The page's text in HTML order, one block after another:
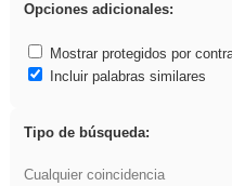
Opciones adicionales:
Mostrar protegidos por
Incluir palabras similares
Tipo de búsqueda:
Cualquier coincidencia